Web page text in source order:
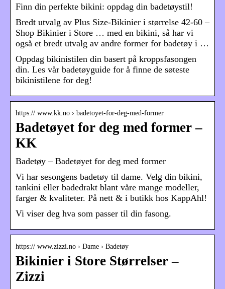
Finn din perfekte bikini: oppdag din badetøystil!
Bredt utvalg av Plus Size-Bikinier i størrelse 42-60 –
Shop Bikinier i Store … med en bikini, så har vi
også et bredt utvalg av andre former for badetøy i …
Oppdag bikinistilen din basert på kroppsfasongen
din. Les vår badetøyguide for å finne de søteste
bikinistilene for deg!
https:// www.kk.no › badetoyet-for-deg-med-former
Badetøyet for deg med former –
KK
Badetøy – Badetøyet for deg med former
Vi har sesongens badetøy til dame. Velg din bikini,
tankini eller badedrakt blant våre mange modeller,
farger & kvaliteter. På nett & i butikk hos KappAhl!
Vi viser deg hva som passer til din fasong.
https:// www.zizzi.no › Dame › Badetøy
Bikinier i Store Størrelser –
Zizzi